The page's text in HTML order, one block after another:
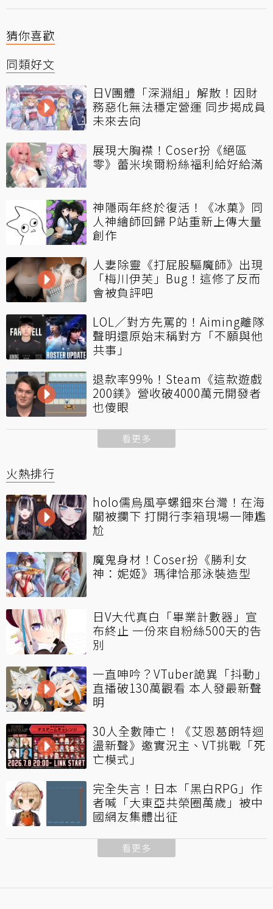
猜你喜歡
同類好文
日V團體「深淵組」解散！因財
務惡化無法穩定營運 同步揭成員
未來去向
展現大胸襟！Coser扮《絕區
零》蕾米埃爾粉絲福利給好給滿
神隱兩年終於復活！《冰菓》同
人神繪師回歸 P站重新上傳大量
創作
人妻除靈《打屁股驅魔師》出現
「梅川伊芙」Bug！這修了反而
會被負評吧
LOL／對方先罵的！Aiming離隊
聲明還原始末稱對方「不願與他
共事」
退款率99%！Steam《這款遊戲
200鎂》營收破4000萬元開發者
也傻眼
看更多
火熱排行
holo儒烏風亭螺鈿來台灣！在海
關被攔下 打開行李箱現場一陣尷
尬
魔鬼身材！Coser扮《勝利女
神：妮姬》瑪律恰那泳裝造型
日V大代真白「畢業計數器」宣
布終止 一份來自粉絲500天的告
別
一直呻吟？VTuber詭異「抖動」
直播破130萬觀看 本人發最新聲
明
30人全數陣亡！《艾恩葛朗特迴
盪新聲》邀實況主、VT挑戰「死
亡模式」
完全失言！日本「黑白RPG」作
者喊「大東亞共榮圈萬歲」被中
國網友集體出征
看更多